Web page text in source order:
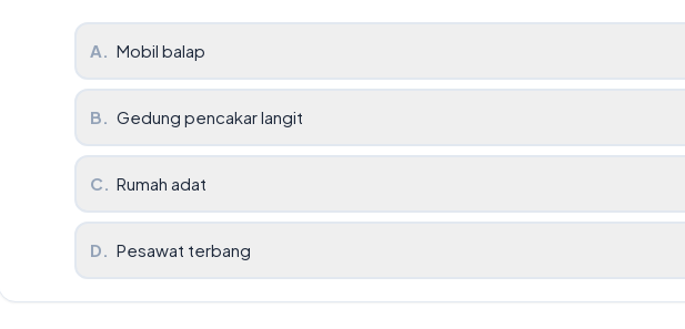
A. Mobil balap
B. Gedung pencakar langit
C. Rumah adat
D. Pesawat terbang